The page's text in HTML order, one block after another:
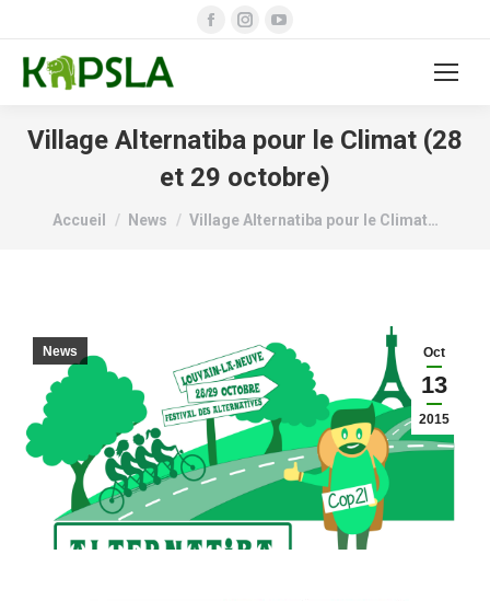
Facebook
new
window
Instagram
new
window
new
window
Village Alternatiba pour le Climat (28
et 29 octobre)
Vous êtes ici :
Accueil News Village Alternatiba pour le Climat…
Oct
13
2015
News